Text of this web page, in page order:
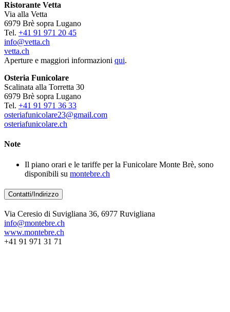
Ristorante Vetta
Via alla Vetta
6979 Brè sopra Lugano
Tel. +41 91 971 20 45
info@vetta.ch
vetta.ch
Aperture e maggiori informazioni qui.
Osteria Funicolare
Scalinata alla Torretta 30
6979 Brè sopra Lugano
Tel. +41 91 971 36 33
osteriafunicolare23@gmail.com
osteriafunicolare.ch
Note
Il piano orari e le tariffe per la Funicolare Monte Brè, sono
disponibili su montebre.ch
Contatti/Indirizzo
Via Ceresio di Suvigliana 36, 6977 Ruvigliana
info@montebre.ch
www.montebre.ch
+41 91 971 31 71